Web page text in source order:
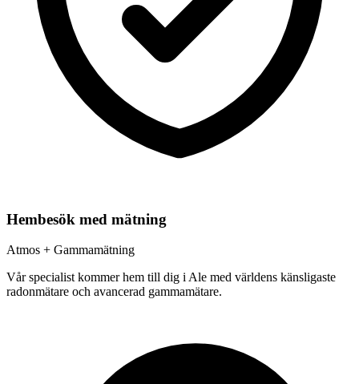
Hembesök med mätning
Atmos + Gammamätning
Vår specialist kommer hem till dig i Ale med världens känsligaste
radonmätare och avancerad gammamätare.